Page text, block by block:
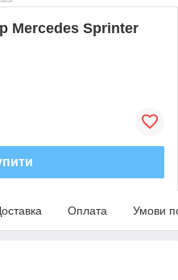
Mercedes Sprinter
Оплата Умови